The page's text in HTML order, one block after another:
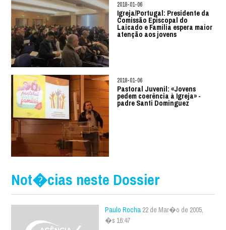
2018-01-06
Igreja/Portugal: Presidente da
Comissão Episcopal do
Laicado e Família espera maior
atenção aos jovens
2018-01-06
Pastoral Juvenil: «Jovens
pedem coerência à Igreja» -
padre Santi Dominguez
Not�cias neste Dossier
Paulo Rocha 22 de Mar�o de 2005,
�s 16:47